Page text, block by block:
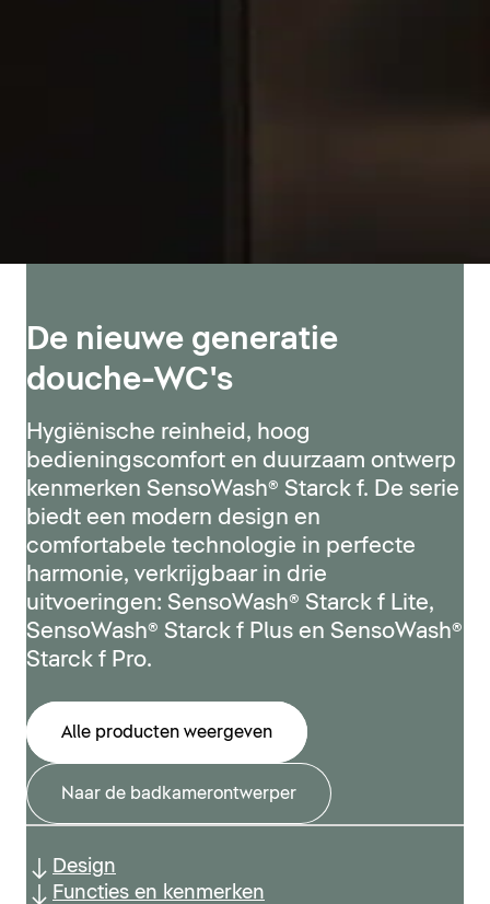
De nieuwe generatie
douche-WC's
Hygiënische reinheid, hoog
bedieningscomfort en duurzaam ontwerp
kenmerken SensoWash® Starck f. De serie
biedt een modern design en
comfortabele technologie in perfecte
harmonie, verkrijgbaar in drie
uitvoeringen: SensoWash® Starck f Lite,
SensoWash® Starck f Plus en SensoWash®
Starck f Pro.
Alle producten weergeven
Naar de badkamerontwerper
Design
Functies en kenmerken